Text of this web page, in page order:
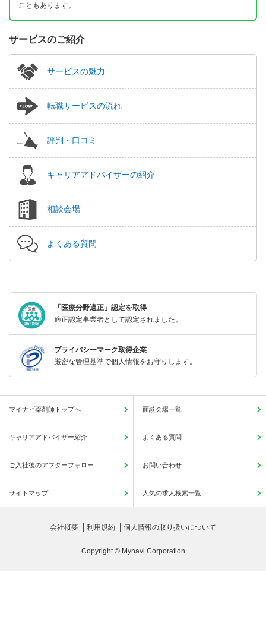
こともあります。
サービスのご紹介
サービスの魅力
転職サービスの流れ
評判・口コミ
キャリアアドバイザーの紹介
相談会場
よくある質問
「医療分野適正」認定を取得
適正認定事業者として認定されました。
プライバシーマーク取得企業
厳密な管理基準で個人情報をお守りします。
マイナビ薬剤師トップへ 面談会場一覧
キャリアアドバイザー紹介 よくある質問
ご入社後のアフターフォロー お問い合わせ
サイトマップ 人気の求人検索一覧
会社概要 利用規約 個人情報の取り扱いについて
Copyright © Mynavi Corporation